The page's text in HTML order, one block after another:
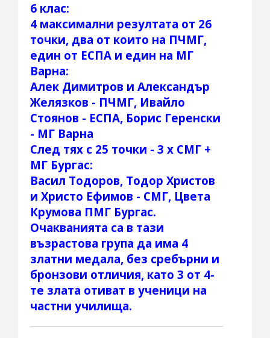
6 клас:
4 максимални резултата от 26
точки, два от които на ПЧМГ,
един от ЕСПА и един на МГ
Варна:
Алек Димитров и Александър
Желязков - ПЧМГ, Ивайло
Стоянов - ЕСПА, Борис Геренски
- МГ Варна
След тях с 25 точки - 3 х СМГ +
МГ Бургас:
Васил Тодоров, Тодор Христов
и Христо Ефимов - СМГ, Цвета
Крумова ПМГ Бургас.
Очакванията са в тази
възрастова група да има 4
златни медала, без сребърни и
бронзови отличия, като 3 от 4-
те злата отиват в ученици на
частни училища.